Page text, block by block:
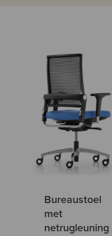
Bureaustoel
met
netrugleuning